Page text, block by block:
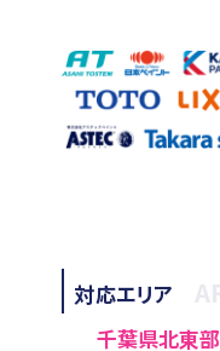
対応エリア
千葉県北東部